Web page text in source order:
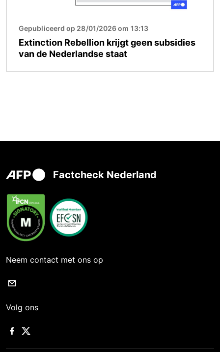
Gepubliceerd op 28/01/2026 om 13:13
Extinction Rebellion krijgt geen subsidies
van de Nederlandse staat
Factcheck Nederland
Neem contact met ons op
Volg ons